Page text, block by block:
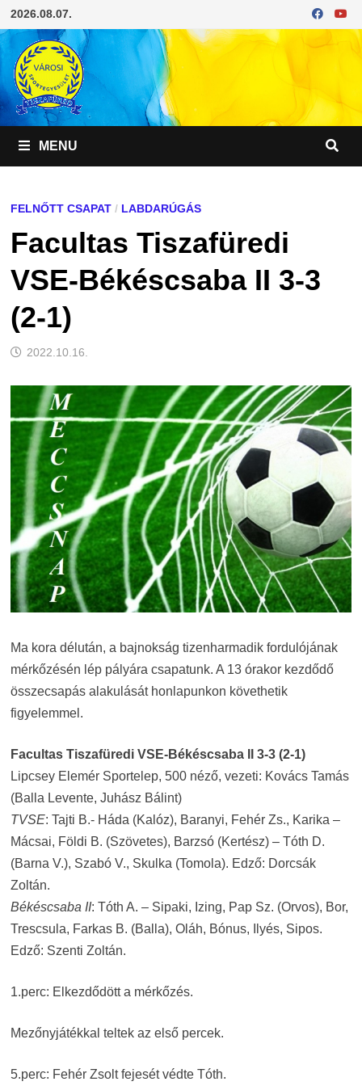
Skip
to
content
2026.08.07.
MENU
FELNŐTT CSAPAT/ LABDARÚGÁS
Facultas Tiszafüredi
VSE-Békéscsaba II 3-3
(2-1)
2022.10.16.
Ma kora délután, a bajnokság tizenharmadik fordulójának
mérkőzésén lép pályára csapatunk. A 13 órakor kezdődő
összecsapás alakulását honlapunkon követhetik
figyelemmel.
Facultas Tiszafüredi VSE-Békéscsaba II 3-3 (2-1)
Lipcsey Elemér Sportelep, 500 néző, vezeti: Kovács Tamás
(Balla Levente, Juhász Bálint)
TVSE: Tajti B.- Háda (Kalóz), Baranyi, Fehér Zs., Karika –
Mácsai, Földi B. (Szövetes), Barzsó (Kertész) – Tóth D.
(Barna V.), Szabó V., Skulka (Tomola). Edző: Dorcsák
Zoltán.
Békéscsaba II: Tóth A. – Sipaki, Izing, Pap Sz. (Orvos), Bor,
Trescsula, Farkas B. (Balla), Oláh, Bónus, Ilyés, Sipos.
Edző: Szenti Zoltán.
1.perc: Elkezdődött a mérkőzés.
Mezőnyjátékkal teltek az első percek.
5.perc: Fehér Zsolt fejesét védte Tóth.